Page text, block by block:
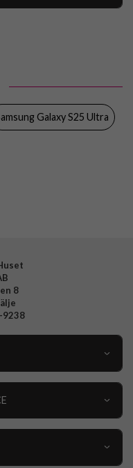
laddning-kompatibel
Genomskinlig, Svart
Galaxy S25 Ultra
8
9238